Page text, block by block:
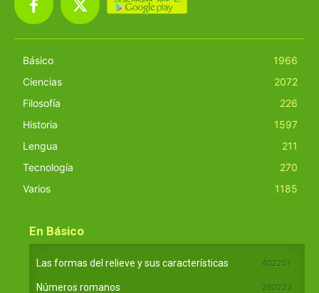
Básico
1966
Ciencias
2072
Filosofía
226
Historia
1597
Lengua
211
Tecnología
270
Varios
1185
En Básico
Las formas del relieve y sus características 402251
Números romanos 260223